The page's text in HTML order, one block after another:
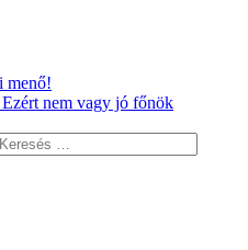
menő!
Ezért nem vagy jó főnök